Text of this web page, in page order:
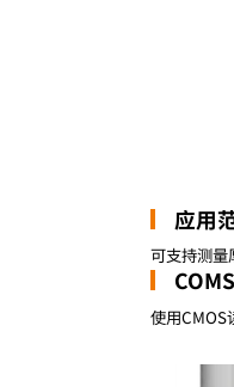
应用
可支持测
使用CMOS